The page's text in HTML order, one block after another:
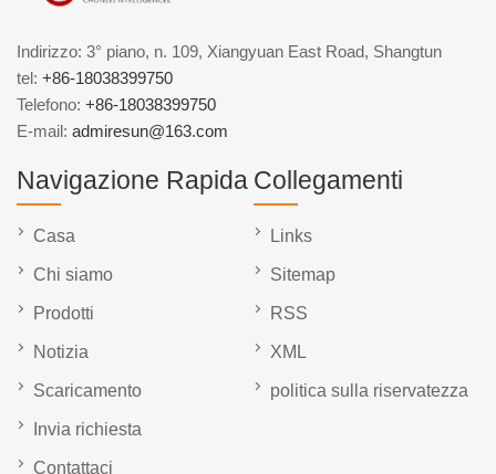
Indirizzo: 3° piano, n. 109, Xiangyuan East Road, Shangtun
tel: +86-18038399750
Telefono: +86-18038399750
E-mail: admiresun@163.com
Navigazione Rapida
Casa
Chi siamo
Prodotti
Notizia
Scaricamento
Invia richiesta
Contattaci
Collegamenti
Links
Sitemap
RSS
XML
politica sulla riservatezza